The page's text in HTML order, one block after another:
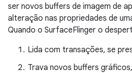
ser novos buffers de imagem de
alteração nas propriedades de
Quando o SurfaceFlinger o
Lida com transações, se
Trava novos buffers